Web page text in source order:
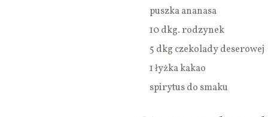
puszka ananasa
10 dkg. rodzynek
5 dkg czekolady deserowej
1 łyżka kakao
spirytus do smaku